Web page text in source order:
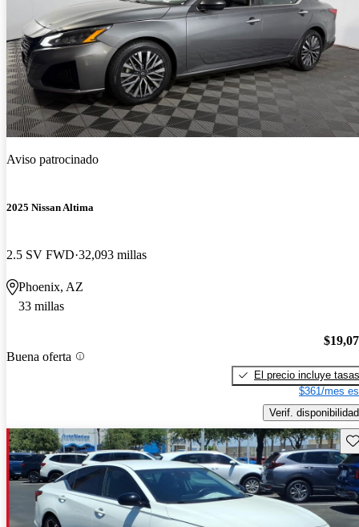
Aviso patrocinado
2025 Nissan Altima
2.5 SV FWD 32,093 millas
Phoenix, AZ
33 millas
Buena oferta
El precio incluye tasas
$361/mes
Verif. disponibilidad